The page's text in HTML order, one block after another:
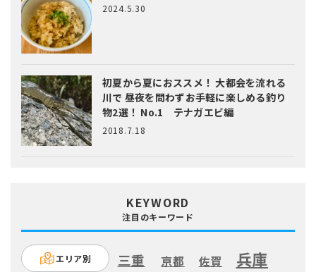
2024.5.30
初夏から夏におススメ！ 大都会を流れる
川で 昼夜を問わずお手軽に楽しめる釣り
物2選！ No.1 テナガエビ編
2018.7.18
KEYWORD
注目のキーワード
エリア別 三重 京都 佐賀 兵庫